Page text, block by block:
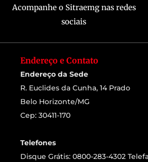
Acompanhe o Sitraemg nas redes
sociais
Endereço e Contato
Endereço da Sede
R. Euclides da Cunha, 14 Prado
Belo Horizonte/MG
Cep: 30411-170
Telefones
Disque Grátis: 0800-283-4302